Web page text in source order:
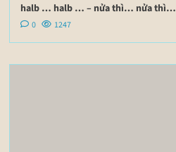
halb … halb … – nửa thì… nửa thì…
0 1247